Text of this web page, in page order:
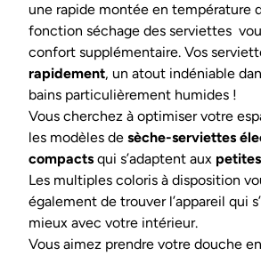
une rapide montée en température
fonction séchage des serviettes
confort supplémentaire. Vos
rapidement, un atout indéniable
bains particulièrement humides !
Vous cherchez à optimiser votre
les modèles de sèche-serviettes
compacts qui s’adaptent aux
Les multiples coloris à disposition
également de trouver l’appareil qui
mieux avec votre intérieur.
Vous aimez prendre votre douche